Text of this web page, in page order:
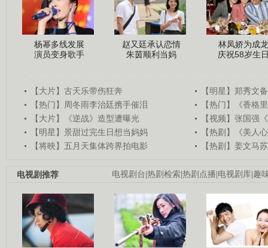
杨幂多线发展
演员变身歌手
赵又廷承认恋情
朱茵顺利当妈
林凤娇为成龙
庆祝58岁生
【大片】古天乐带伤狂奔
【明星】郑秀文
【热门】周冬雨李治廷携手催泪
【热门】《香格
【大片】《逆战》造型遭曝光
【视频】张国强
【明星】景甜过完生日想当妈妈
【热剧】《美人
【将映】五月天集体跨界拍电影
【热剧】姜文马
电视剧台|热剧检索|热剧点播|电视剧库|趣
电视剧推荐